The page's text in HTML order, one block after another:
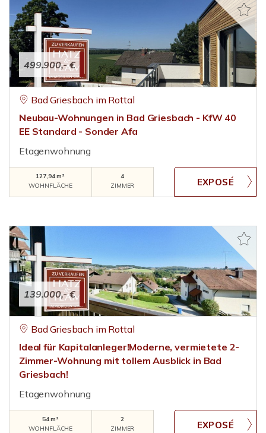
499.900,- €
Bad Griesbach im Rottal
Neubau-Wohnungen in Bad Griesbach - KfW 40
EE Standard - Sonder Afa
Etagenwohnung
127,94 m²
WOHNFLÄCHE
4
ZIMMER
139.000,- €
Bad Griesbach im Rottal
Ideal für Kapitalanleger!Moderne, vermietete 2-
Zimmer-Wohnung mit tollem Ausblick in Bad
Griesbach!
Etagenwohnung
54 m²
WOHNFLÄCHE
2
ZIMMER